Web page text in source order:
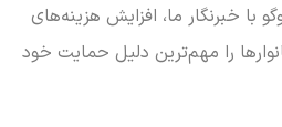
با خبرنگار ما، افزایش هزینه‌های
را مهم‌ترین دلیل حمایت خود